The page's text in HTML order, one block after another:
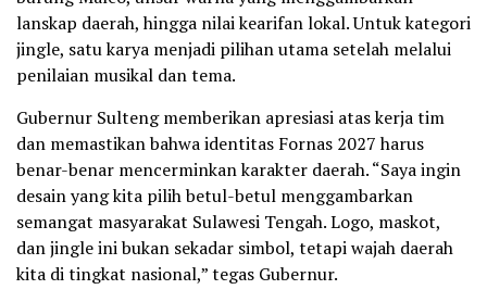
lanskap daerah, hingga nilai kearifan lokal. Untuk kategori
jingle, satu karya menjadi pilihan utama setelah melalui
penilaian musikal dan tema.
Gubernur Sulteng memberikan apresiasi atas kerja tim
dan memastikan bahwa identitas Fornas 2027 harus
benar-benar mencerminkan karakter daerah. “Saya ingin
desain yang kita pilih betul-betul menggambarkan
semangat masyarakat Sulawesi Tengah. Logo, maskot,
dan jingle ini bukan sekadar simbol, tetapi wajah daerah
kita di tingkat nasional,” tegas Gubernur.